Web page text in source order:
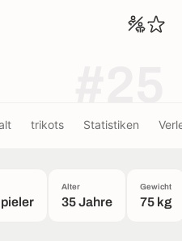
trikots Statistiken
Alter
35 Jahre
Gewicht
75 kg